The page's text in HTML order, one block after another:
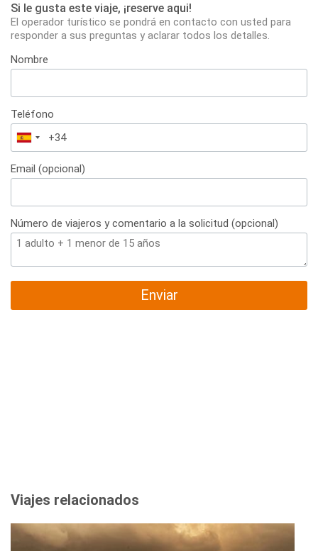
Si le gusta este viaje, ¡reserve aqui!
El operador turístico se pondrá en contacto con usted para
responder a sus preguntas y aclarar todos los detalles.
Nombre
Teléfono
España
+34
Email (opcional)
Número de viajeros y comentario a la solicitud (opcional)
Enviar
Viajes relacionados